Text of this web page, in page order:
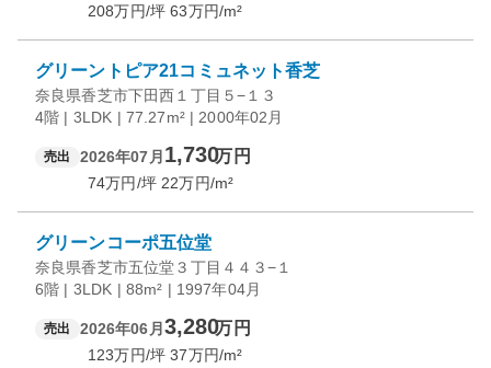
208万円/坪 63万円/m²
グリーントピア21コミュネット香芝
奈良県香芝市下田西１丁目５−１３
4階 | 3LDK | 77.27m² | 2000年02月
売出 2026年07月 1,730万円
74万円/坪 22万円/m²
グリーンコーポ五位堂
奈良県香芝市五位堂３丁目４４３−１
6階 | 3LDK | 88m² | 1997年04月
売出 2026年06月 3,280万円
123万円/坪 37万円/m²